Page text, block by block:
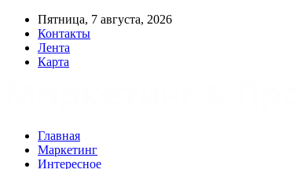
Пятница, 7 августа, 2026
Контакты
Лента
Карта
Главная
Маркетинг
Интересное